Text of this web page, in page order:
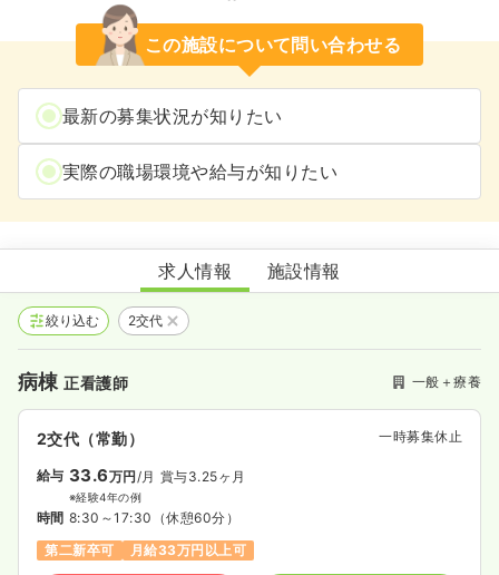
この施設について問い合わせる
最新の募集状況が知りたい
実際の職場環境や給与が知りたい
野村病院
求人情報 施設情報
絞り込む 2交代
病棟正看護師 一般＋療養
2交代（常勤） 一時募集休止
給与 33.6万円/月 賞与3.25ヶ月
※経験4年の例
時間 8:30～17:30 （休憩60分）
第二新卒可
月給33万円以上可